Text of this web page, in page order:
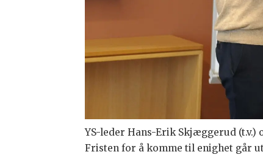
YS-leder Hans-Erik Skjæggerud
Fristen for å komme til enighet går